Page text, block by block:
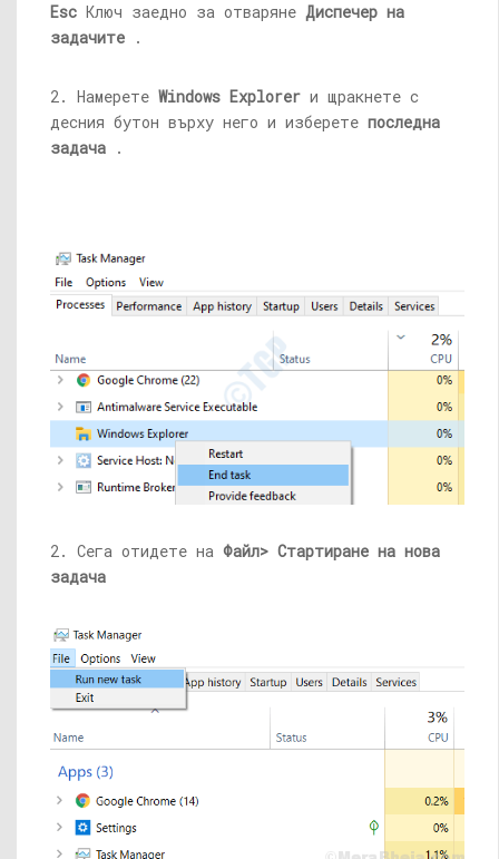
Esc Ключ заедно за отваряне Диспечер на
задачите .
2. Намерете Windows Explorer и щракнете с
десния бутон върху него и изберете последна
задача .
2. Сега отидете на Файл> Стартиране на нова
задача